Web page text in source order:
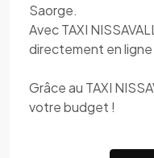
Saorge.
Avec TAXI
directement en
Grâce au TAXI
votre budget !